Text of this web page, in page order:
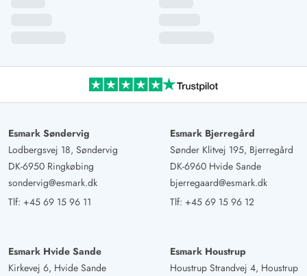
Esmark Søndervig
Lodbergsvej 18, Søndervig
DK-6950 Ringkøbing
sondervig@esmark.dk
Tlf: +45 69 15 96 11
Esmark Bjerregård
Sønder Klitvej 195, Bjerregård
DK-6960 Hvide Sande
bjerregaard@esmark.dk
Tlf: +45 69 15 96 12
Esmark Hvide Sande
Kirkevej 6, Hvide Sande
Esmark Houstrup
Houstrup Strandvej 4, Houstrup